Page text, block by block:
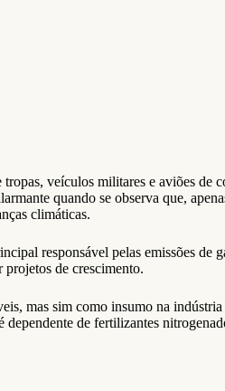
veículos militares e aviões de
quando se observa que,
climáticas.
responsável pelas emissões de
projetos de crescimento.
mas sim como insumo na
de fertilizantes